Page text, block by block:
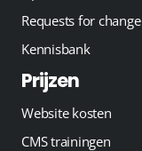
Requests for change
Kennisbank
Prijzen
Website kosten
CMS trainingen